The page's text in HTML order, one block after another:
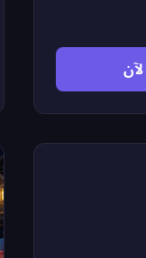
والتصويب
قتالية
أمام
ليس فقط في
على